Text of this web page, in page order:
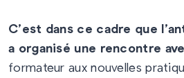
C’est dans ce cadre que
a organisé une rencontre
formateur aux nouvelles